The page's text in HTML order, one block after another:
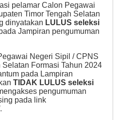
pelamar Calon Pegawai
Timor Tengah Selatan
dinyatakan LULUS seleksi
Jampiran pengumuman
Negeri Sipil / CPNS
Formasi Tahun 2024
pada Lampiran
TIDAK LULUS seleksi
pengumuman
pada link